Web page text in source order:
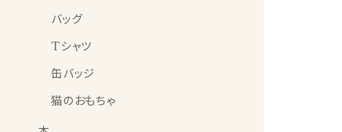
バッグ
Tシャツ
缶バッジ
猫のおもちゃ